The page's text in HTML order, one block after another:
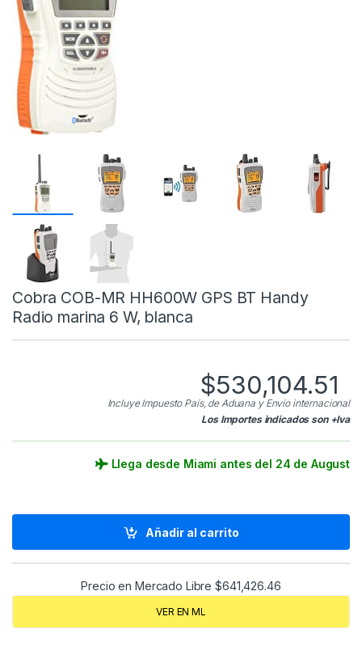
Cobra COB-MR HH600W GPS BT Handy
Radio marina 6 W, blanca
$530,104.51
Incluye Impuesto País, de Aduana y Envío internacional
Los Importes indicados son +Iva
Llega desde Miami antes del 24 de August
Añadir al carrito
Precio en Mercado Libre$641,426.46
VER EN ML